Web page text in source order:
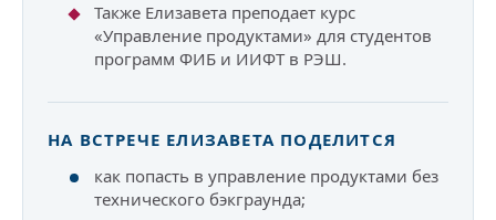
Также Елизавета преподает курс
«Управление продуктами» для студентов
программ ФИБ и ИИФТ в РЭШ.
НА ВСТРЕЧЕ ЕЛИЗАВЕТА ПОДЕЛИТСЯ
как попасть в управление продуктами без
технического бэкграунда;